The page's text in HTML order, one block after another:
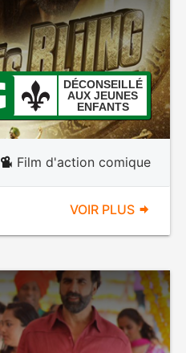
DÉCONSEILLÉ
AUX JEUNES
ENFANTS
Film d'action comique
VOIR PLUS